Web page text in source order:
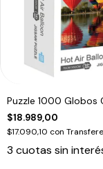
Puzzle 1000 Globos
$18.989,00
$17.090,10 con
3 cuotas sin